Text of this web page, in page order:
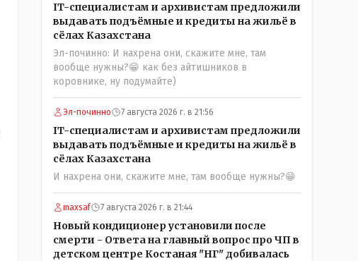
можно решать и устранять эти сбои и удалённо -
лёжа на диване, в городе. Но, этих современных и
оцифрованных МТФ критично мало для массового
переезда лохматых и обкуренных молодых ребят
из города в село, да и те МТФ я по опыту
подозреваю, скоро перейдут на обслуживание с
помошью кувалды, китайского скотча, алюминевой
проволоки и русского мата. Вот где работать в селе
именно АРХИВАРИУСАМ - понятие не имею-
допустим все мои архивы по работе и по семейной
жизни - помещаются в одну дешёвую китайскую
флешку купленную на оптушке на Складской за 1
000 тенге. Впрочем, не надо гадать: - это замутили
гос.бюджету- наверняка они знают что делают.
IT-специалистам и архивистам предложили
выдавать подъёмные и кредиты на жильё в
сёлах Казахстана
Эл-починно: И нахрена они, скажите мне, там
вообще нужны?😁 как без айтишников в
коровнике, ну подумайте)
Эл-починно 7 августа 2026 г. в 21:56
IT-специалистам и архивистам предложили
выдавать подъёмные и кредиты на жильё в
сёлах Казахстана
И нахрена они, скажите мне, там вообще нужны?😁
maxsaf 7 августа 2026 г. в 21:44
Новый кондиционер установили после
смерти - Ответа на главный вопрос про ЧП в
детском центре Костаная "НГ" добивалась